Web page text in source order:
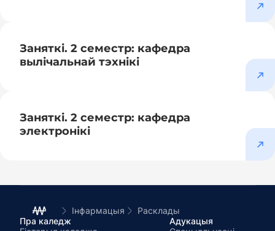
Заняткі. 2 семестр: кафедра
вылічальнай тэхнікі
Заняткі. 2 семестр: кафедра
электронікі
Інфармацыя
Расклады
Пра каледж
Адукацыя